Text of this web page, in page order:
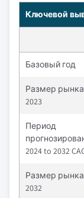
Ключевой
Базовый год
Размер
2023
Период
2024 to 2032
Размер
2032